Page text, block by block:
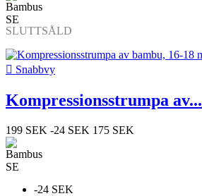
SLUTTSÅLD
 Snabbvy
Kompressionsstrumpa av...
199 SEK -24 SEK 175 SEK
-24 SEK